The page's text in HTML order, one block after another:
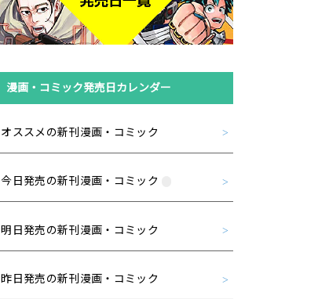
漫画・コミック発売日カレンダー
オススメの新刊漫画・コミック
今日発売の新刊漫画・コミック
明日発売の新刊漫画・コミック
昨日発売の新刊漫画・コミック